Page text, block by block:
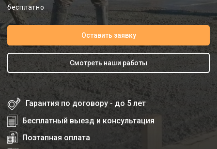
бесплатно
Оставить заявку
Смотреть наши работы
Гарантия по договору - до 5 лет
Бесплатный выезд и консультация
Поэтапная оплата